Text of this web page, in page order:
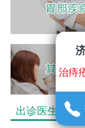
出诊医生介绍
治痔